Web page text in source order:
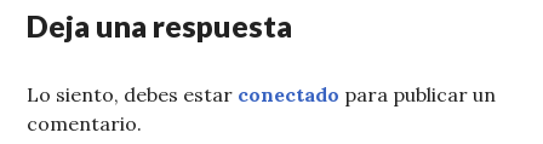
Deja una respuesta
Lo siento, debes estar conectado para publicar un
comentario.